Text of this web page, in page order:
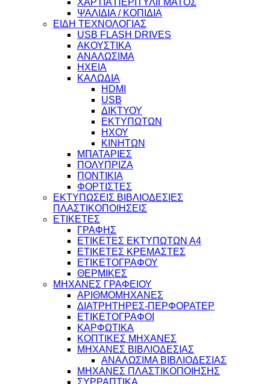
ΧΑΡΤΙΑ ΠΕΡΙΤΥΛΙΓΜΑΤΟΣ
ΨΑΛΙΔΙΑ / ΚΟΠΙΔΙΑ
ΕΙΔΗ ΤΕΧΝΟΛΟΓΙΑΣ
USB FLASH DRIVES
ΑΚΟΥΣΤΙΚΑ
ΑΝΑΛΩΣΙΜΑ
ΗΧΕΙΑ
ΚΑΛΩΔΙΑ
HDMI
USB
ΔΙΚΤΥΟΥ
ΕΚΤΥΠΩΤΩΝ
ΗΧΟΥ
ΚΙΝΗΤΩΝ
ΜΠΑΤΑΡΙΕΣ
ΠΟΛΥΠΡΙΖΑ
ΠΟΝΤΙΚΙΑ
ΦΟΡΤΙΣΤΕΣ
ΕΚΤΥΠΩΣΕΙΣ ΒΙΒΛΙΟΔΕΣΙΕΣ
ΠΛΑΣΤΙΚΟΠΟΙΗΣΕΙΣ
ΕΤΙΚΕΤΕΣ
ΓΡΑΦΗΣ
ΕΤΙΚΕΤΕΣ ΕΚΤΥΠΩΤΩΝ Α4
ΕΤΙΚΕΤΕΣ ΚΡΕΜΑΣΤΕΣ
ΕΤΙΚΕΤΟΓΡΑΦΟΥ
ΘΕΡΜΙΚΕΣ
ΜΗΧΑΝΕΣ ΓΡΑΦΕΙΟΥ
ΑΡΙΘΜΟΜΗΧΑΝΕΣ
ΔΙΑΤΡΗΤΗΡΕΣ-ΠΕΡΦΟΡΑΤΕΡ
ΕΤΙΚΕΤΟΓΡΑΦΟΙ
ΚΑΡΦΩΤΙΚΑ
ΚΟΠΤΙΚΕΣ ΜΗΧΑΝΕΣ
ΜΗΧΑΝΕΣ ΒΙΒΛΙΟΔΕΣΙΑΣ
ΑΝΑΛΩΣΙΜΑ ΒΙΒΛΙΟΔΕΣΙΑΣ
ΜΗΧΑΝΕΣ ΠΛΑΣΤΙΚΟΠΟΙΗΣΗΣ
ΣΥΡΡΑΠΤΙΚΑ